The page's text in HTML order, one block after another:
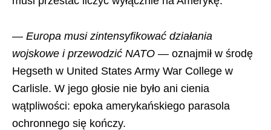
— Europa musi zintensyfikować działania
wojskowe i przewodzić NATO — oznajmił w środę
Hegseth w United States Army War College w
Carlisle. W jego głosie nie było ani cienia
wątpliwości: epoka amerykańskiego parasola
ochronnego się kończy.